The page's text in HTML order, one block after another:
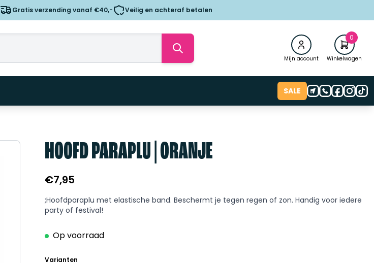
Gratis verzending vanaf €40,- Veilig en achteraf betalen
Mijn account
0
Winkelwagen
SALE
HOOFD PARAPLU | ORANJE
€7,95
;Hoofdparaplu met elastische band. Beschermt je tegen regen of zon. Handig voor iedere
party of festival!
Op voorraad
Varianten